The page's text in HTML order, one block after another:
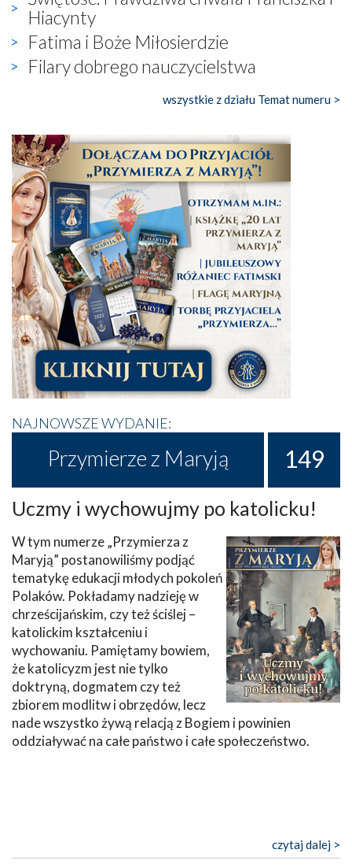
Hiacynty
Fatima i Boże Miłosierdzie
Filary dobrego nauczycielstwa
wszystkie z działu Temat numeru >
NAJNOWSZE WYDANIE:
Przymierze z Maryją 149
Uczmy i wychowujmy po katolicku!
W tym numerze „Przymierza z
Maryją” postanowiliśmy podjąć
tematykę edukacji młodych pokoleń
Polaków. Pokładamy nadzieję w
chrześcijańskim, czy też ściślej –
katolickim kształceniu i
wychowaniu. Pamiętamy bowiem,
że katolicyzm jest nie tylko
doktryną, dogmatem czy też
zbiorem modlitw i obrzędów, lecz
nade wszystko żywą relacją z Bogiem i powinien
oddziaływać na całe państwo i całe społeczeństwo.
czytaj dalej >